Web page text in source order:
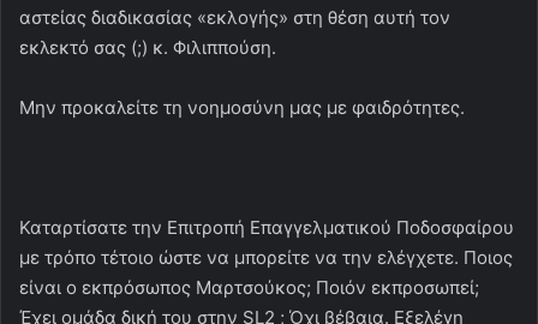
αστείας διαδικασίας «εκλογής» στη θέση αυτή τον
εκλεκτό σας (;) κ. Φιλιππούση.
Μην προκαλείτε τη νοημοσύνη μας με φαιδρότητες.
Καταρτίσατε την Επιτροπή Επαγγελματικού Ποδοσφαίρου
με τρόπο τέτοιο ώστε να μπορείτε να την ελέγχετε. Ποιος
είναι ο εκπρόσωπος Μαρτσούκος; Ποιόν εκπροσωπεί;
Έχει ομάδα δική του στην SL2 ; Όχι βέβαια. Εξελέγη